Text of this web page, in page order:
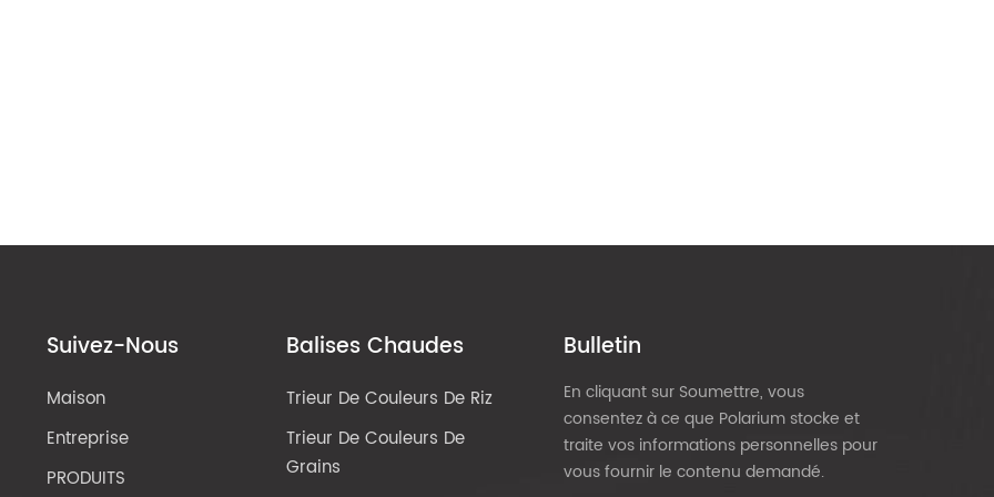
Suivez-Nous
Maison
Entreprise
PRODUITS
Balises Chaudes
Trieur De Couleurs De Riz
Trieur De Couleurs De
Grains
Bulletin
En cliquant sur Soumettre, vous
consentez à ce que Polarium stocke et
traite vos informations personnelles pour
vous fournir le contenu demandé.